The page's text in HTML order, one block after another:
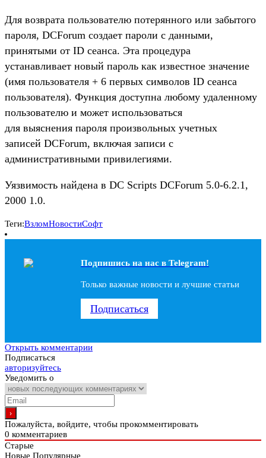
Для возврата пользователю потерянного или забытого
пароля, DCForum создает пароли с данными,
принятыми от ID сеанса. Эта процедура
устанавливает новый пароль как известное значение
(имя пользователя + 6 первых символов ID сеанса
пользователя). Функция доступна любому удаленному
пользователю и может использоваться
для выяснения пароля произвольных учетных
записей DCForum, включая записи с
административными привилегиями.
Уязвимость найдена в DC Scripts DCForum 5.0-6.2.1,
2000 1.0.
Теги:ВзломНовостиСофт
Подпишись на наc в Telegram!
Только важные новости и лучшие статьи
Подписаться
Открыть комментарии
Подписаться
авторизуйтесь
Уведомить о
Пожалуйста, войдите, чтобы прокомментировать
0 комментариев
Старые
Новые Популярные